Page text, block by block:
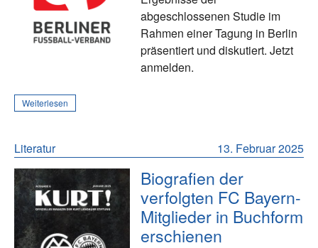
abgeschlossenen Studie im
Rahmen einer Tagung in Berlin
präsentiert und diskutiert. Jetzt
anmelden.
Weiterlesen
13. Februar 2025
Literatur
Biografien der
verfolgten FC Bayern-
Mitglieder in Buchform
erschienen